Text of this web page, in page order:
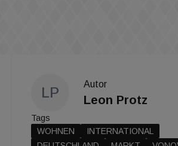
LP
Autor
Leon Protz
Tags
WOHNEN
INTERNATIONAL